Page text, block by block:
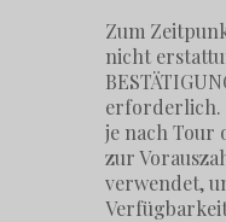
Zum
nicht
erforderlich.
je nach Tour
zur
verwendet,